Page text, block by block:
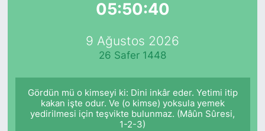
05:50:40
9 Ağustos 2026
26 Safer 1448
Gördün mü o kimseyi ki: Dini inkâr eder. Yetimi itip
kakan işte odur. Ve (o kimse) yoksula yemek
yedirilmesi için teşvikte bulunmaz. (Mâûn Sûresi,
1-2-3)
Spor
ŞİRKET HABERLERİ
SAVUNMA SANAYİ
FUAR HABERLERİ